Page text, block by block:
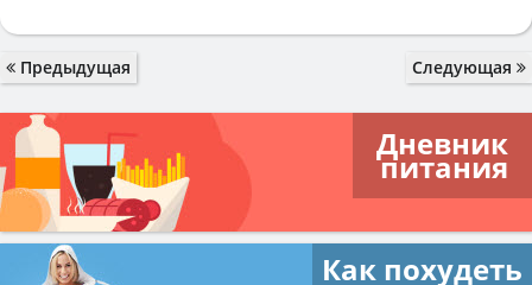
Предыдущая Следующая
Дневник
питания
Как похудеть